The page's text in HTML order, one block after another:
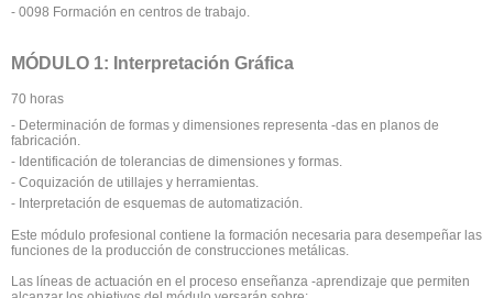
- 0098 Formación en centros de trabajo.
MÓDULO 1: Interpretación Gráfica
70 horas
- Determinación de formas y dimensiones representa -das en planos de
fabricación.
- Identificación de tolerancias de dimensiones y formas.
- Coquización de utillajes y herramientas.
- Interpretación de esquemas de automatización.
Este módulo profesional contiene la formación necesaria para desempeñar las
funciones de la producción de construcciones metálicas.
Las líneas de actuación en el proceso enseñanza -aprendizaje que permiten